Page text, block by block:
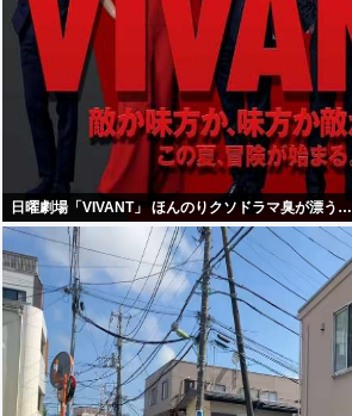
日曜劇場「VIVANT」 ほんのりクソドラマ臭が漂う…